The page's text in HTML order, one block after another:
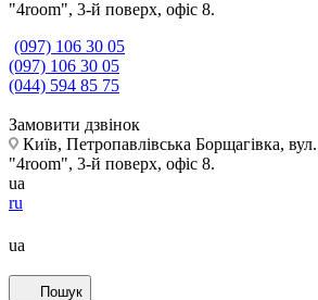
"4room", 3-й поверх, офіс 8.
(097) 106 30 05
(097) 106 30 05
(044) 594 85 75
Замовити дзвінок
Київ, Петропавлівська Борщагівка,
"4room", 3-й поверх, офіс 8.
ua
ru
ua
Пошук